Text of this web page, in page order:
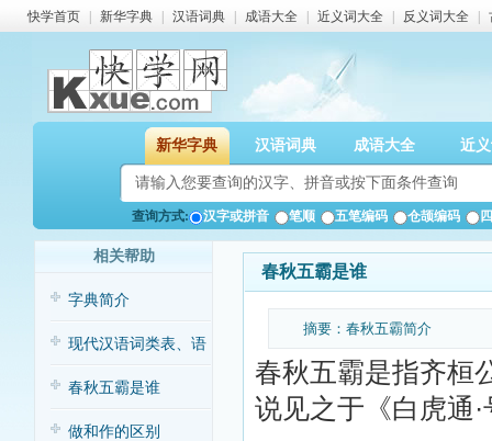
快学首页 新华字典 汉语词典 成语大全 近义词大全 反义词大全
新华字典 汉语词典 成语大全 近
查询方式: 汉字或拼音 笔顺 五笔编码 仓颉编码
相关帮助
字典简介
现代汉语词类表、语
法表及语句表
春秋五霸是谁
做和作的区别
春秋五霸是谁
摘要：春秋五霸简介
春秋五霸是指齐桓
说见之于《白虎通